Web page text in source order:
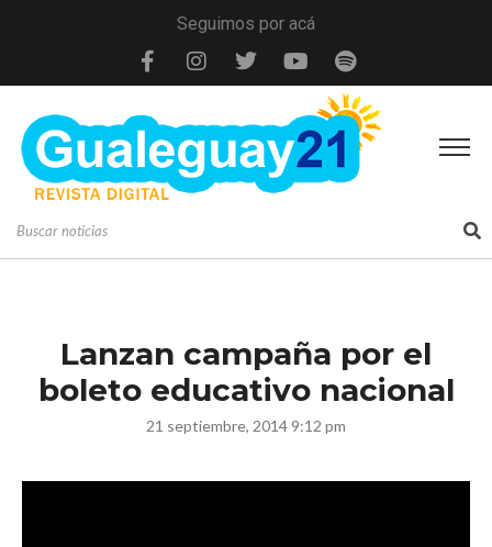
Seguimos por acá
Lanzan campaña por el
boleto educativo nacional
21 septiembre, 2014 9:12 pm